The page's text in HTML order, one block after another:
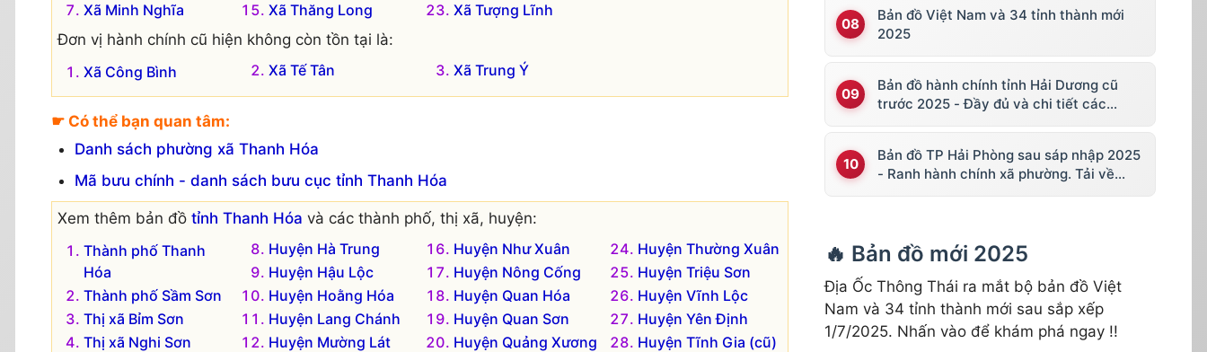
Xã Minh Nghĩa
Xã Thăng Long
Xã Tượng Lĩnh
Đơn vị hành chính cũ hiện không còn tồn tại là:
Xã Công Bình
Xã Tế Tân Xã Trung Ý
☛ Có thể bạn quan tâm:
Danh sách phường xã Thanh Hóa
Mã bưu chính - danh sách bưu cục tỉnh Thanh Hóa
Xem thêm bản đồ tỉnh Thanh Hóa và các thành phố, thị xã, huyện:
Thành phố Thanh
Hóa
Thành phố Sầm Sơn
Thị xã Bỉm Sơn
Thị xã Nghi Sơn
Huyện Hà Trung
Huyện Hậu Lộc
Huyện Hoằng Hóa
Huyện Lang Chánh
Huyện Mường Lát
Huyện Như Xuân
Huyện Nông Cống
Huyện Quan Hóa
Huyện Quan Sơn
Huyện Quảng Xương
Huyện Thường Xuân
Huyện Triệu Sơn
Huyện Vĩnh Lộc
Huyện Yên Định
Huyện Tĩnh Gia (cũ)
Bản đồ Việt Nam và 34 tỉnh thành mới
2025
Bản đồ hành chính tỉnh Hải Dương cũ
trước 2025 - Đầy đủ và chi tiết các
Bản đồ TP Hải Phòng sau sáp nhập 2025
- Ranh hành chính xã phường. Tải về
🔥 Bản đồ mới 2025
Địa Ốc Thông Thái ra mắt bộ bản đồ Việt
Nam và 34 tỉnh thành mới sau sắp xếp
1/7/2025. Nhấn vào để khám phá ngay !!